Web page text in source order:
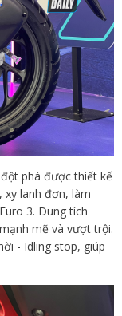
phá được thiết kế
xy lanh đơn, làm
3. Dung tích
mẽ và vượt trội.
- Idling stop, giúp